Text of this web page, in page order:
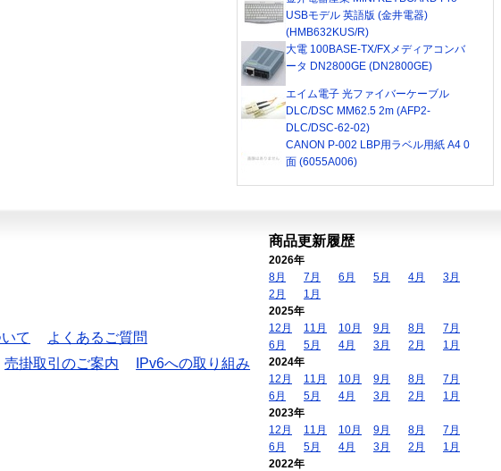
USBモデル 英語版 (金井電器)
(HMB632KUS/R)
大電 100BASE-TX/FXメディアコンバ
ータ DN2800GE (DN2800GE)
エイム電子 光ファイバーケーブル
DLC/DSC MM62.5 2m (AFP2-
DLC/DSC-62-02)
CANON P-002 LBP用ラベル用紙 A4 0
面 (6055A006)
て
よくあるご質問
売掛取引のご案内
IPv6への取り組み
商品更新履歴
2026年
8月
7月 6月 5月 4月
3月
2月
1月
2025年
12月
11月 10月 9月 8月
7月
6月
5月 4月 3月 2月
1月
2024年
12月
11月 10月 9月 8月
7月
6月
5月 4月 3月 2月
1月
2023年
12月
11月 10月 9月 8月
7月
6月
5月 4月 3月 2月
1月
2022年